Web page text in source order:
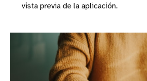
vista previa de la aplicación.